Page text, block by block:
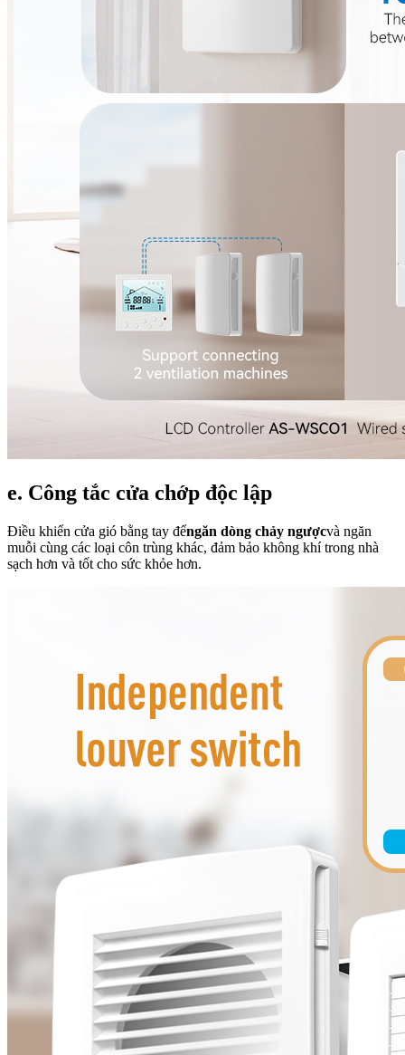
e. Công tắc cửa chớp độc lập
Điều khiển cửa gió bằng tay đểngăn dòng chảy ngượcvà ngăn
muỗi cùng các loại côn trùng khác, đảm bảo không khí trong nhà
sạch hơn và tốt cho sức khỏe hơn.